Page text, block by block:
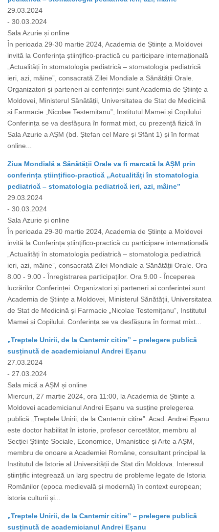
29.03.2024
- 30.03.2024
Sala Azurie și online
În perioada 29-30 martie 2024, Academia de Științe a Moldovei
invită la Conferința științifico-practică cu participare internațională
„Actualități în stomatologia pediatrică – stomatologia pediatrică
ieri, azi, mâine”, consacrată Zilei Mondiale a Sănătății Orale.
Organizatori și parteneri ai conferinței sunt Academia de Științe a
Moldovei, Ministerul Sănătății, Universitatea de Stat de Medicină
și Farmacie „Nicolae Testemițanu”, Institutul Mamei și Copilului.
Conferința se va desfășura în format mixt, cu prezență fizică în
Sala Azurie a AȘM (bd. Ștefan cel Mare și Sfânt 1) și în format
online...
Ziua Mondială a Sănătății Orale va fi marcată la AȘM prin
conferința științifico-practică „Actualități în stomatologia
pediatrică – stomatologia pediatrică ieri, azi, mâine”
29.03.2024
- 30.03.2024
Sala Azurie și online
În perioada 29-30 martie 2024, Academia de Științe a Moldovei
invită la Conferința științifico-practică cu participare internațională
„Actualități în stomatologia pediatrică – stomatologia pediatrică
ieri, azi, mâine”, consacrată Zilei Mondiale a Sănătății Orale. Ora
8.00 - 9.00 - Înregistrarea participaților. Ora 9.00 - Începerea
lucrărilor Conferinței. Organizatori și parteneri ai conferinței sunt
Academia de Științe a Moldovei, Ministerul Sănătății, Universitatea
de Stat de Medicină și Farmacie „Nicolae Testemițanu”, Institutul
Mamei și Copilului. Conferința se va desfășura în format mixt...
„Treptele Unirii, de la Cantemir citire” – prelegere publică
susținută de academicianul Andrei Eșanu
27.03.2024
- 27.03.2024
Sala mică a AȘM și online
Miercuri, 27 martie 2024, ora 11:00, la Academia de Științe a
Moldovei academicianul Andrei Eșanu va susține prelegerea
publică „Treptele Unirii, de la Cantemir citire”. Acad. Andrei Eşanu
este doctor habilitat în istorie, profesor cercetător, membru al
Secției Științe Sociale, Economice, Umanistice și Arte a AȘM,
membru de onoare a Academiei Române, consultant principal la
Institutul de Istorie al Universității de Stat din Moldova. Interesul
științific integrează un larg spectru de probleme legate de Istoria
Românilor (epoca medievală și modernă) în context european;
istoria culturii și...
„Treptele Unirii, de la Cantemir citire” – prelegere publică
susținută de academicianul Andrei Eșanu